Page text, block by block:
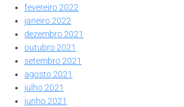
fevereiro 2022
janeiro 2022
dezembro 2021
outubro 2021
setembro 2021
agosto 2021
julho 2021
junho 2021